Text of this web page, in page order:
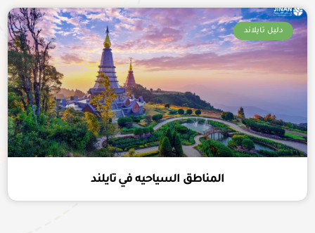
دليل تايلاند
المناطق السياحيه في تايلند